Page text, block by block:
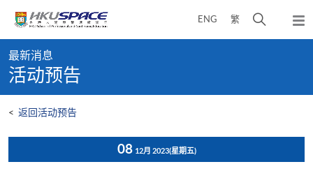
content
ENG 繁
开
弹
出
content
start
最新消息
活动预告
< 返回活动预告
08 12月 2023(星期五)